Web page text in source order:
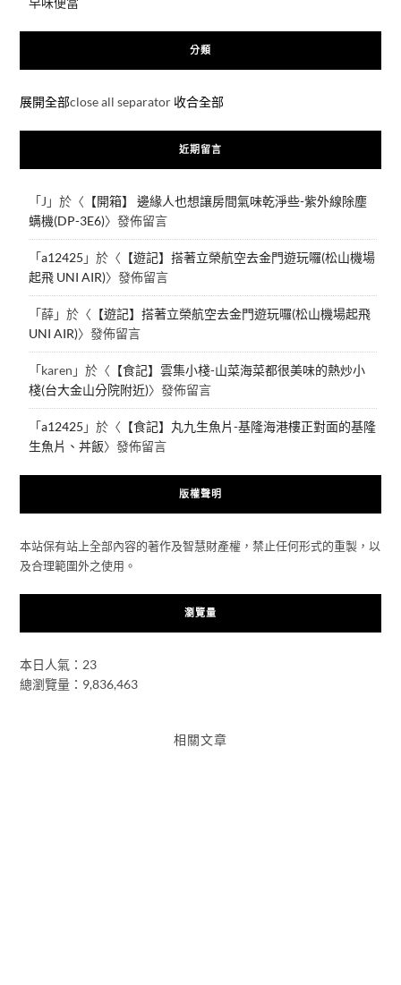
分類
展開全部close all separator 收合全部
近期留言
「J 」於〈 【開箱】 邊緣人也想讓房間氣味乾淨些-紫外線除塵
螨機(DP-3E6)〉發佈留言
「a12425 」於〈 【遊記】搭著立榮航空去金門遊玩囉(松山機場
起飛 UNI AIR)〉發佈留言
「薛」於〈 【遊記】搭著立榮航空去金門遊玩囉(松山機場起飛
UNI AIR)〉發佈留言
「karen 」於〈 【食記】雲集小棧-山菜海菜都很美味的熱炒小
棧(台大金山分院附近)〉發佈留言
「a12425 」於〈 【食記】丸九生魚片-基隆海港樓正對面的基隆
生魚片、丼飯〉發佈留言
版權聲明
本站保有站上全部內容的著作及智慧財產權，禁止任何形式的重製，以
及合理範圍外之使用。
瀏覽量
本日人氣：23
總瀏覽量：9,836,463
相關文章